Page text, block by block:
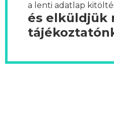
a lenti adatlap
és elküldjük